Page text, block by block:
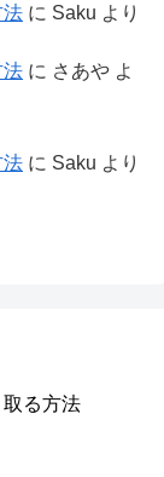
法 に Saku より
法 に さあや よ
法 に Saku より
る方法